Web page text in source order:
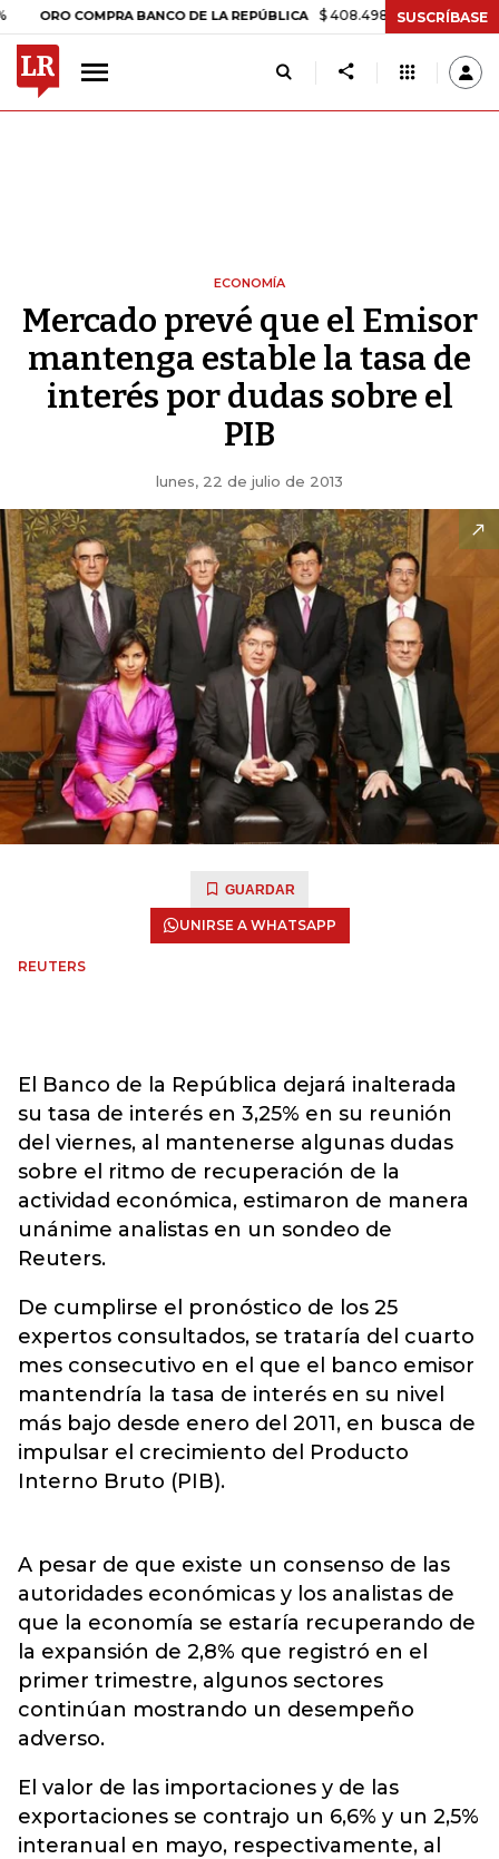
COMPRA BANCO DE LA REPÚBLICA $ 408.498,97 +$ 8.753,81 +2,19%
SUSCRÍBASE
ECONOMÍA
Mercado prevé que el Emisor
mantenga estable la tasa de
interés por dudas sobre el
PIB
lunes, 22 de julio de 2013
GUARDAR
UNIRSE A WHATSAPP
REUTERS
El Banco de la República dejará inalterada
su tasa de interés en 3,25% en su reunión
del viernes, al mantenerse algunas dudas
sobre el ritmo de recuperación de la
actividad económica, estimaron de manera
unánime analistas en un sondeo de
Reuters.
De cumplirse el pronóstico de los 25
expertos consultados, se trataría del cuarto
mes consecutivo en el que el banco emisor
mantendría la tasa de interés en su nivel
más bajo desde enero del 2011, en busca de
impulsar el crecimiento del Producto
Interno Bruto (PIB).
A pesar de que existe un consenso de las
autoridades económicas y los analistas de
que la economía se estaría recuperando de
la expansión de 2,8% que registró en el
primer trimestre, algunos sectores
continúan mostrando un desempeño
adverso.
El valor de las importaciones y de las
exportaciones se contrajo un 6,6% y un 2,5%
interanual en mayo, respectivamente, al